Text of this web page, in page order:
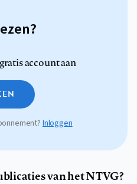
account aan
Inloggen
van het NTVG?